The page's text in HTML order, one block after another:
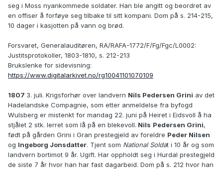
Forsvaret, Generalauditøren, RA/RAFA-1772/F/Fg/Fgc/L0002:
Justitsprotokoller, 1803-1810, s. 59
Brukslenke for sidevisning:
seg i Moss nyankommede soldater. Han ble angitt og beordret av
en offiser å forføye seg tilbake til sitt kompani. Dom på s. 214-215,
10 dager i kasjotten på vann og brød.
Forsvaret, Generalauditøren, RA/RAFA-1772/F/Fg/Fgc/L0002:
Justitsprotokoller, 1803-1810, s. 212-213
Brukslenke for sidevisning:
https://www.digitalarkivet.no/rg10041101070109
1807 3. juli. Krigsforhør over landvern Nils Pedersen Grini av det
Hadelandske Compagnie, som etter anmeldelse fra byfogd
Wulsberg er mistenkt for mandag 22. juni på Heiret i Eidsvoll å ha
stjålet 2 stk. lerret som lå på en blekevoll. Nils Pedersen Grini,
født på gården Grini i Gran prestegjeld av foreldre Peder Nilsen
og Ingeborg Jonsdatter. Tjent som National Soldat i 10 år og som
landvern bortimot 9 år. Ugift. Har oppholdt seg i Hurdal prestegjeld
de siste 7 år hvor han har fast dagarbeid. Dom på s. 212 hvor han